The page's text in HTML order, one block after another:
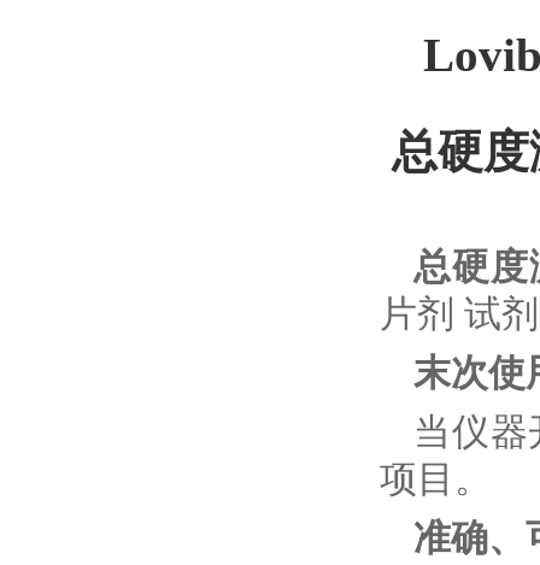
总硬
总硬度
片剂 试
末次使
当仪
项目。
准确、